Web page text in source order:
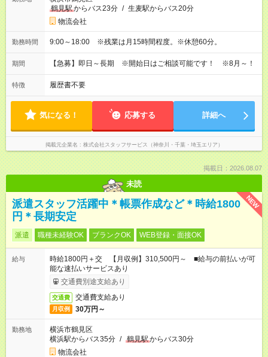
鶴見駅からバス23分 / 生麦駅からバス20分
物流会社
勤務時間 9:00～18:00 ※残業は月15時間程度。※休憩60分。
期間 【急募】即日～長期 ※開始日はご相談可能です！ ※8月～！
特徴 履歴書不要
気になる！ 応募する 詳細へ
掲載元企業名 株式会社スタッフサービス（神奈川・千葉・埼玉エリア）
掲載日：2026.08.07
未読
NEW
派遣スタッフ活躍中＊帳票作成など＊時給1800
円＊長期安定
派遣 職種未経験OK ブランクOK WEB登録・面接OK
給与
時給1800円＋交 【月収例】310,500円～ ■給与の前払いが可
能な速払いサービスあり
交通費別途支給あり
交通費 交通費支給あり
月収例 30万円～
勤務地
横浜市鶴見区
横浜駅からバス35分 / 鶴見駅からバス30分
物流会社